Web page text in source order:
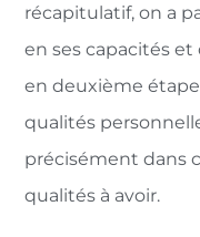
récapitulatif, on a
en ses capacités et
en deuxième
qualités
précisément dans
qualités à avoir.